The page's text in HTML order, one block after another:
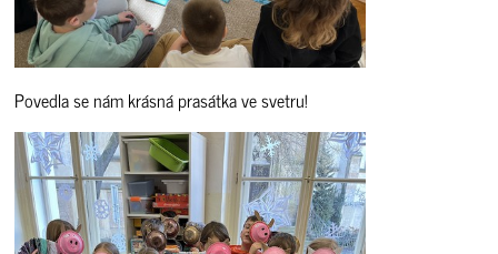
Povedla se nám krásná prasátka ve svetru!